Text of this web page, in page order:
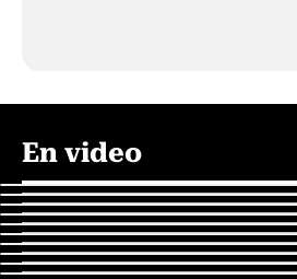
En video